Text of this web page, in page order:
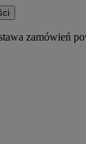
zamówień